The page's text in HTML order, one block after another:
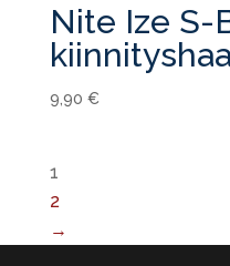
Nite Ize S-
9,90 €
1
2
→